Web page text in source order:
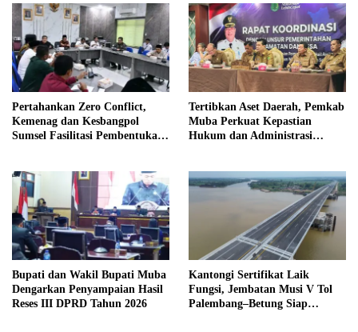
Pertahankan Zero Conflict,
Kemenag dan Kesbangpol
Sumsel Fasilitasi Pembentukan
Tertibkan Aset Daerah, Pemkab
Muba Perkuat Kepastian
Hukum dan Administrasi
Bupati dan Wakil Bupati Muba
Dengarkan Penyampaian Hasil
Reses III DPRD Tahun 2026
Kantongi Sertifikat Laik
Fungsi, Jembatan Musi V Tol
Palembang–Betung Siap